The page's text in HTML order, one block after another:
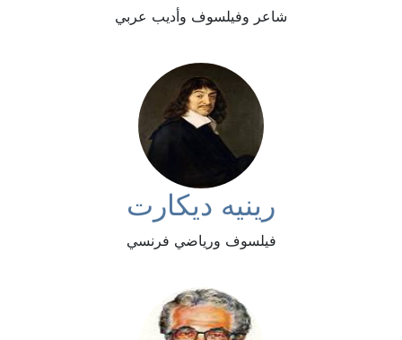
شاعر وفيلسوف وأديب عربي
رينيه ديكارت
فيلسوف ورياضي فرنسي